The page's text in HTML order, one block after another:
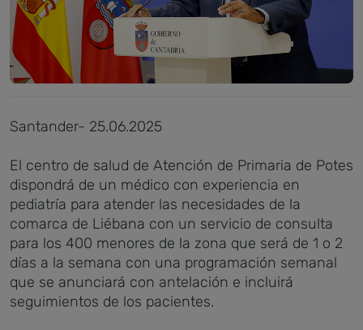
Santander- 25.06.2025
El centro de salud de Atención de Primaria de Potes
dispondrá de un médico con experiencia en
pediatría para atender las necesidades de la
comarca de Liébana con un servicio de consulta
para los 400 menores de la zona que será de 1 o 2
días a la semana con una programación semanal
que se anunciará con antelación e incluirá
seguimientos de los pacientes.